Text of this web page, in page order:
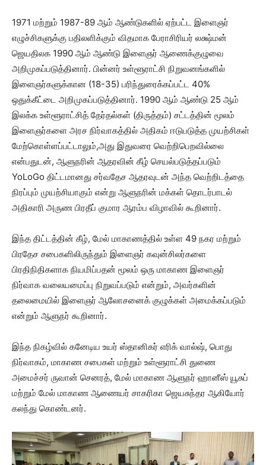
1971 மற்றும் 1987-89 ஆம் ஆண்டுகளில் ஏற்பட்ட இளைஞர்
எழுச்சிகளுக்கு பதிலளிக்கும் விதமாக பேராசிரியர் லக்ஷ்மன்
ஜெயதிலக 1990 ஆம் ஆண்டு இளைஞர் ஆணைக்குழுவை
அறிமுகப்படுத்தினார். பின்னர் உள்ளூராட்சி நிறுவனங்களில்
இளைஞர்களுக்கான (18-35) பரிந்துரைக்கப்பட்ட 40%
ஒதுக்கீட்டை அறிமுகப்படுத்தினார். 1990 ஆம் ஆண்டு 25 ஆம்
இலக்க உள்ளூராட்சித் தேர்தல்கள் (திருத்தம்) சட்டத்தின் மூலம்
இளைஞர்களை அரச நிர்வாகத்தில் அதிகம் ஈடுபடுத்த முயற்சிகள்
மேற்கொள்ளப்பட்டாலும்,அது இதுவரை வெற்றிபெறவில்லை
என்பதுடன், ஆளுநரின் ஆதரவின் கீழ் செயல்படுத்தப்படும்
YoLoGo திட்டமானது சர்வதேச ஆதரவுடன் அந்த வெற்றிடத்தை
நிரப்பும் முயற்சியாகும் என்று ஆளுநரின் மக்கள் தொடர்பாடல்
அதிகாரி அருண பிரதீப் குமார ஆரம்ப விழாவில் கூறினார்.
இந்த திட்டத்தின் கீழ், மேல் மாகாணத்தில் உள்ள 49 நகர மற்றும்
பிரதேச சபைகளிலிருந்தும் இளைஞர் கவுன்சிலர்களை
பிரதிநிதிகளாக நியமிப்பதன் மூலம் ஒரு மாகாண இளைஞர்
நிர்வாக வலையமைப்பு நிறுவப்படும் என்றும், அவர்களின்
தலைமையில் இளைஞர் ஆலோசனைக் குழுக்கள் அமைக்கப்படும்
என்றும் ஆளுநர் கூறினார்.
இந்த நிகழ்வில் கனேடிய உயர் ஸ்தானிகர் எரிக் வால்ஷ், பொது
நிர்வாகம், மாகாண சபைகள் மற்றும் உள்ளூராட்சி துணை
அமைச்சர் ருவான் செனரத், மேல் மாகாண ஆளுநர் ஹானீஸ் யூசுப்
மற்றும் மேல் மாகாண ஆணையர் சாகரிகா ஜெயசுந்தர ஆகியோர்
கலந்து கொண்டனர்.